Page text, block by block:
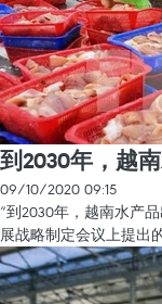
到2030年，越
09/10/2020 09:15
“到2030年，越南水产
展战略制定会议上提出